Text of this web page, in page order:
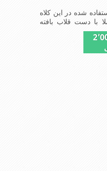
شده در این کلاه
با دست قلاب بافته
می پسندند شیک و
جنس عالی ,دوخت
این